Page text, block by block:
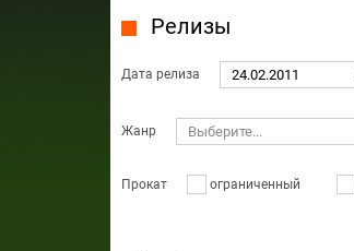
Релизы
Дата релиза
Жанр Выберите...
Прокат ограниченный